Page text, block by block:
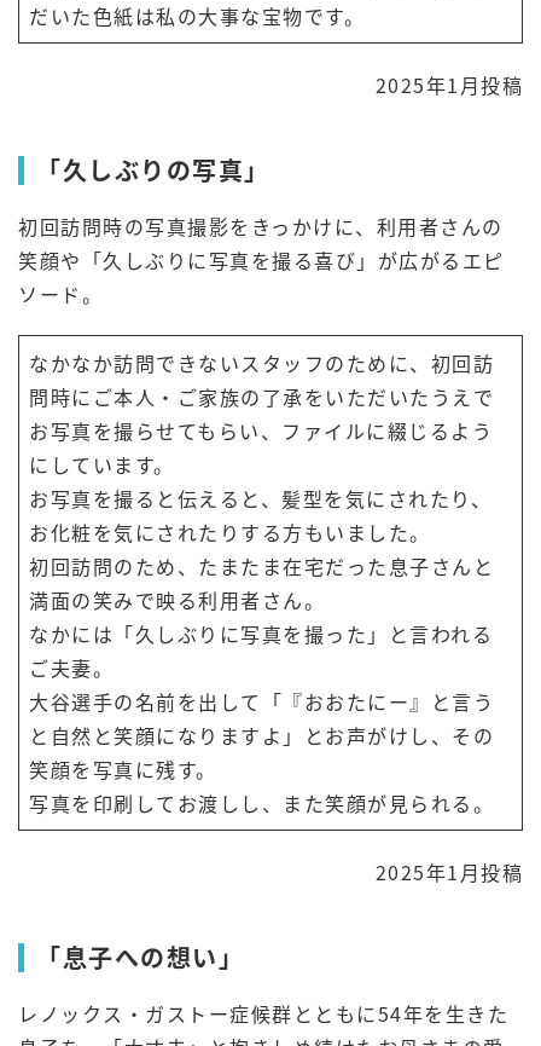
だいた色紙は私の大事な宝物です。
2025年1月投稿
「久しぶりの写真」
初回訪問時の写真撮影をきっかけに、利用者さんの
笑顔や「久しぶりに写真を撮る喜び」が広がるエピ
ソード。
なかなか訪問できないスタッフのために、初回訪
問時にご本人・ご家族の了承をいただいたうえで
お写真を撮らせてもらい、ファイルに綴じるよう
にしています。
お写真を撮ると伝えると、髪型を気にされたり、
お化粧を気にされたりする方もいました。
初回訪問のため、たまたま在宅だった息子さんと
満面の笑みで映る利用者さん。
なかには「久しぶりに写真を撮った」と言われる
ご夫妻。
大谷選手の名前を出して「『おおたにー』と言う
と自然と笑顔になりますよ」とお声がけし、その
笑顔を写真に残す。
写真を印刷してお渡しし、また笑顔が見られる。
2025年1月投稿
「息子への想い」
レノックス・ガストー症候群とともに54年を生きた